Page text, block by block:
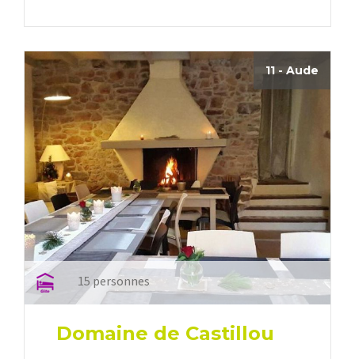
11 - Aude
15 personnes
Domaine de Castillou